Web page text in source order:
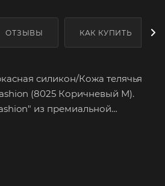
ОТЗЫВЫ КАК КУПИТЬ
силикон/Кожа телячья
(8025 Коричневый М).
из премиальной